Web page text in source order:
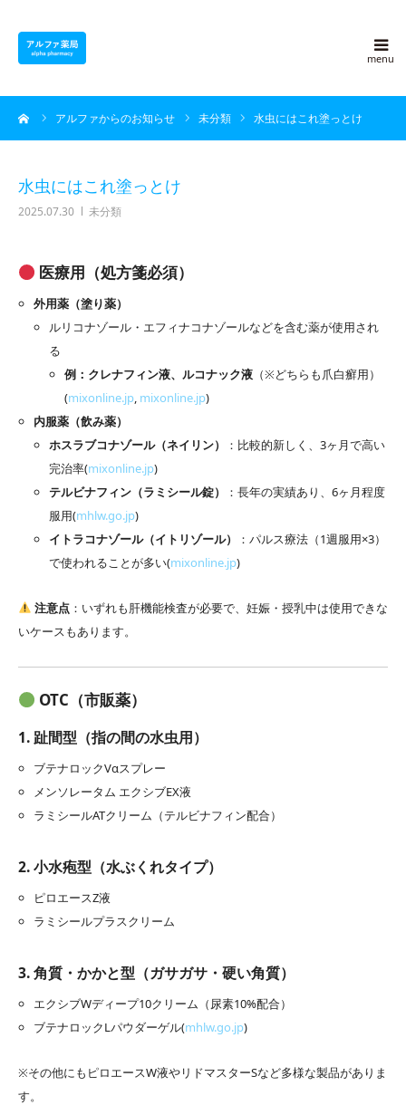
アルファからのお知らせ 未分類 水虫にはこれ塗っとけ
水虫にはこれ塗っとけ
2025.07.30 未分類
医療用（処方箋必須）
外用薬（塗り薬）
ルリコナゾール・エフィナコナゾールなどを含む薬が使用され
る
例：クレナフィン液、ルコナック液（※どちらも爪白癬用）
(mixonline.jp, mixonline.jp)
内服薬（飲み薬）
ホスラブコナゾール（ネイリン）
：比較的新しく、3ヶ月で高い
完治率(mixonline.jp)
テルビナフィン（ラミシール錠）
：長年の実績あり、6ヶ月程度
服用(mhlw.go.jp)
イトラコナゾール（イトリゾール）
：パルス療法（1週服用×3）
で使われることが多い(mixonline.jp)
注意点：いずれも肝機能検査が必要で、妊娠・授乳中は使用できな
いケースもあります。
OTC（市販薬）
1. 趾間型（指の間の水虫用）
ブテナロックVαスプレー
メンソレータム エクシブEX液
ラミシールATクリーム（テルビナフィン配合）
2. 小水疱型（水ぶくれタイプ）
ピロエースZ液
ラミシールプラスクリーム
3. 角質・かかと型（ガサガサ・硬い角質）
エクシブWディープ10クリーム（尿素10%配合）
ブテナロックLパウダーゲル(mhlw.go.jp)
※その他にもピロエースW液やリドマスターSなど多様な製品がありま
す。
採用情報
よくある質問
ブログ
会社概要